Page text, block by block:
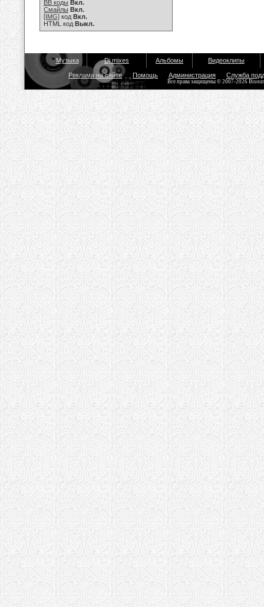
BB коды Вкл.
Смайлы Вкл.
[IMG] код Вкл.
HTML код Выкл.
Музыка Dj mixes Альбомы Видеоклипы
Реклама на сайте Помощь Администрация Служба
Все права защищены © 2007-2026